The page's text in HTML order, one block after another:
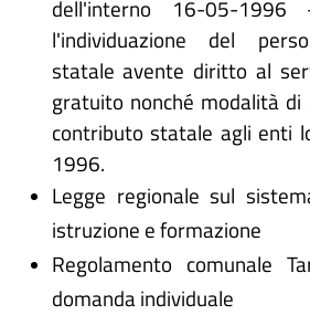
dell'interno 16-05-
l'individuazione del
statale avente diritto al
gratuito nonché modalità di
contributo statale agli enti
1996.
Legge regionale sul
istruzione e formazione
Regolamento comunale
domanda individuale